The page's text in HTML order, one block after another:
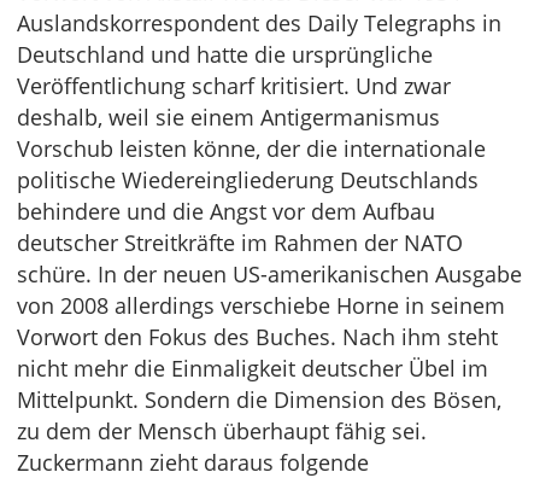
Auslandskorrespondent des Daily Telegraphs in
Deutschland und hatte die ursprüngliche
Veröffentlichung scharf kritisiert. Und zwar
deshalb, weil sie einem Antigermanismus
Vorschub leisten könne, der die internationale
politische Wiedereingliederung Deutschlands
behindere und die Angst vor dem Aufbau
deutscher Streitkräfte im Rahmen der NATO
schüre. In der neuen US-amerikanischen Ausgabe
von 2008 allerdings verschiebe Horne in seinem
Vorwort den Fokus des Buches. Nach ihm steht
nicht mehr die Einmaligkeit deutscher Übel im
Mittelpunkt. Sondern die Dimension des Bösen,
zu dem der Mensch überhaupt fähig sei.
Zuckermann zieht daraus folgende